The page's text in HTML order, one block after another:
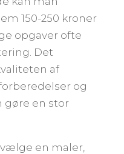
150-250 kroner
opgaver ofte
Det
af
og
gøre en stor
en maler,